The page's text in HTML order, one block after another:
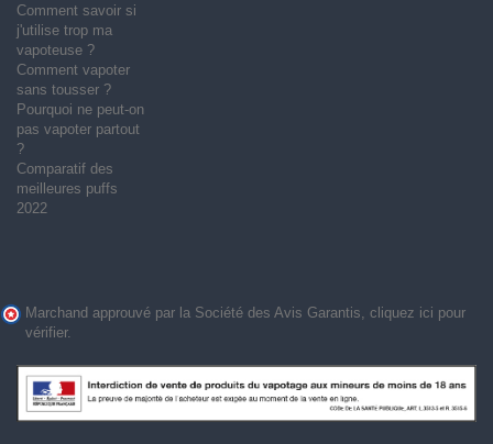
Comment savoir si
j'utilise trop ma
vapoteuse ?
Comment vapoter
sans tousser ?
Pourquoi ne peut-on
pas vapoter partout
?
Comparatif des
meilleures puffs
2022
Marchand approuvé par la Société des Avis Garantis, cliquez ici pour
vérifier.